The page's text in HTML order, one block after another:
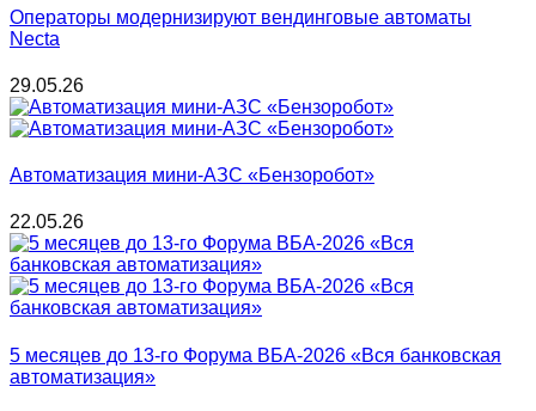
Операторы модернизируют вендинговые автоматы
Necta
29.05.26
Автоматизация мини-АЗС «Бензоробот»
22.05.26
5 месяцев до 13-го Форума ВБА-2026 «Вся банковская
автоматизация»